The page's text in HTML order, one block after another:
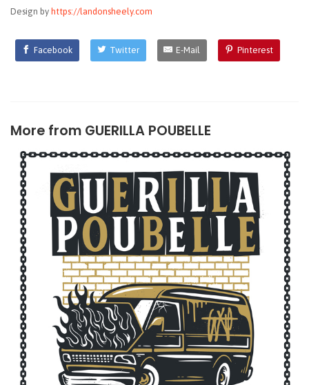
Design by https://landonsheely.com
Facebook Twitter E-Mail Pinterest
More from GUERILLA POUBELLE